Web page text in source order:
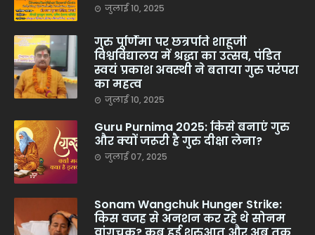
जुलाई 10, 2025
गुरु पूर्णिमा पर छत्रपति शाहूजी
विश्वविद्यालय में श्रद्धा का उत्सव, पंडित
स्वयं प्रकाश अवस्थी ने बताया गुरु परंपरा
का महत्व
जुलाई 10, 2025
Guru Purnima 2025: किसे बनाएं गुरु
और क्यों जरूरी है गुरु दीक्षा लेना?
जुलाई 07, 2025
Sonam Wangchuk Hunger Strike:
किस वजह से अनशन कर रहे थे सोनम